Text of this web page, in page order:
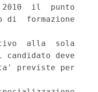
il  punto
formazione
alla  sola
deve
previste per